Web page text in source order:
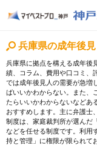
兵庫県の成年後
兵庫県に拠点を構える成年後
績、コラム、費用や口コミ、
では成年後見人の需要が急増
ばいいかわからない。また、
たらいいかわからないなどあ
おすすめします。主に弁護士
制度は、家庭裁判所が選んだ
などを任せる制度です。利用
持と管理」に権限が限られて